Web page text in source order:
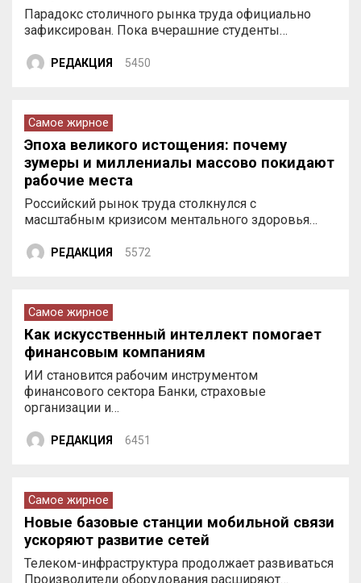
Парадокс столичного рынка труда официально
зафиксирован. Пока вчерашние студенты…
РЕДАКЦИЯ 5450
Самое жирное
Эпоха великого истощения: почему
зумеры и миллениалы массово покидают
рабочие места
Российский рынок труда столкнулся с
масштабным кризисом ментального здоровья…
РЕДАКЦИЯ 5572
Самое жирное
Как искусственный интеллект помогает
финансовым компаниям
ИИ становится рабочим инструментом
финансового сектора Банки, страховые
организации и…
РЕДАКЦИЯ 6451
Самое жирное
Новые базовые станции мобильной связи
ускоряют развитие сетей
Телеком-инфраструктура продолжает развиваться
Производители оборудования расширяют…